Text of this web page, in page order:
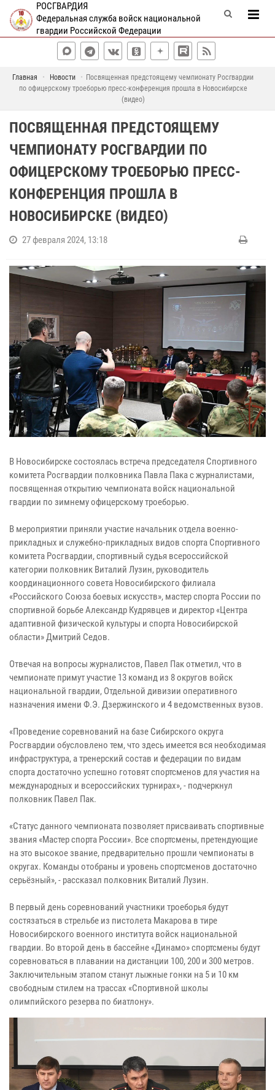
РОСГВАРДИЯ
Федеральная служба войск национальной
гвардии Российской Федерации
Главная Новости
Посвященная предстоящему чемпионату Росгвардии
по офицерскому троеборью пресс-конференция прошла в Новосибирске
(видео)
ПОСВЯЩЕННАЯ ПРЕДСТОЯЩЕМУ
ЧЕМПИОНАТУ РОСГВАРДИИ ПО
ОФИЦЕРСКОМУ ТРОЕБОРЬЮ ПРЕСС-
КОНФЕРЕНЦИЯ ПРОШЛА В
НОВОСИБИРСКЕ (ВИДЕО)
27 февраля 2024, 13:18
В Новосибирске состоялась встреча председателя Спортивного
комитета Росгвардии полковника Павла Пака с журналистами,
посвященная открытию чемпионата войск национальной
гвардии по зимнему офицерскому троеборью.
В мероприятии приняли участие начальник отдела военно-
прикладных и служебно-прикладных видов спорта Спортивного
комитета Росгвардии, спортивный судья всероссийской
категории полковник Виталий Лузин, руководитель
координационного совета Новосибирского филиала
«Российского Союза боевых искусств», мастер спорта России по
спортивной борьбе Александр Кудрявцев и директор «Центра
адаптивной физической культуры и спорта Новосибирской
области» Дмитрий Седов.
Отвечая на вопросы журналистов, Павел Пак отметил, что в
чемпионате примут участие 13 команд из 8 округов войск
национальной гвардии, Отдельной дивизии оперативного
назначения имени Ф.Э. Дзержинского и 4 ведомственных вузов.
«Проведение соревнований на базе Сибирского округа
Росгвардии обусловлено тем, что здесь имеется вся необходимая
инфраструктура, а тренерский состав и федерации по видам
спорта достаточно успешно готовят спортсменов для участия на
международных и всероссийских турнирах», - подчеркнул
полковник Павел Пак.
«Статус данного чемпионата позволяет присваивать спортивные
звания «Мастер спорта России». Все спортсмены, претендующие
на это высокое звание, предварительно прошли чемпионаты в
округах. Команды отобраны и уровень спортсменов достаточно
серьёзный», - рассказал полковник Виталий Лузин.
В первый день соревнований участники троеборья будут
состязаться в стрельбе из пистолета Макарова в тире
Новосибирского военного института войск национальной
гвардии. Во второй день в бассейне «Динамо» спортсмены будут
соревноваться в плавании на дистанции 100, 200 и 300 метров.
Заключительным этапом станут лыжные гонки на 5 и 10 км
свободным стилем на трассах «Спортивной школы
олимпийского резерва по биатлону».